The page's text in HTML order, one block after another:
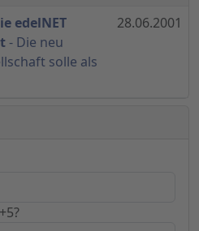
edelNET
- Die neu
solle als
28.06.2001